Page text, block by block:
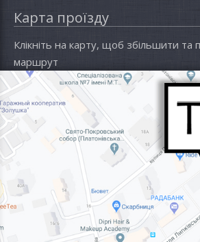
Карта проїзду
Клікніть на карту, щоб збільшити та
маршрут